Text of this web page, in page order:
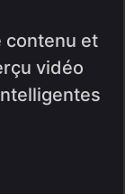
contenu et
vidéo